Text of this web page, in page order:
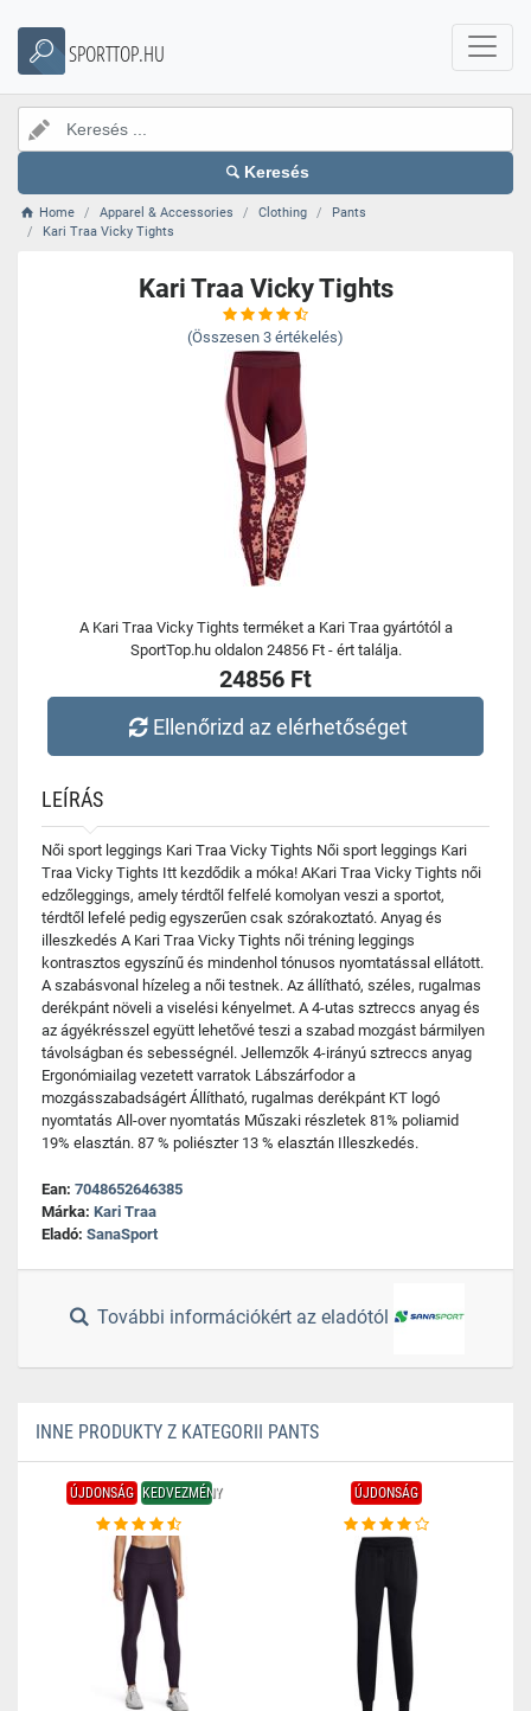
SPORTTOP.HU
Keresés
Home Apparel & Accessories Clothing
Pants
Kari Traa Vicky Tights
Kari Traa Vicky Tights
(Összesen 3 értékelés)
A Kari Traa Vicky Tights terméket a Kari Traa gyártótól a
SportTop.hu oldalon 24856 Ft - ért találja.
24856 Ft
Ellenőrizd az elérhetőséget
LEÍRÁS
Női sport leggings Kari Traa Vicky Tights Női sport leggings Kari
Traa Vicky Tights Itt kezdődik a móka! AKari Traa Vicky Tights női
edzőleggings, amely térdtől felfelé komolyan veszi a sportot,
térdtől lefelé pedig egyszerűen csak szórakoztató. Anyag és
illeszkedés A Kari Traa Vicky Tights női tréning leggings
kontrasztos egyszínű és mindenhol tónusos nyomtatással ellátott.
A szabásvonal hízeleg a női testnek. Az állítható, széles, rugalmas
derékpánt növeli a viselési kényelmet. A 4-utas sztreccs anyag és
az ágyékrésszel együtt lehetővé teszi a szabad mozgást bármilyen
távolságban és sebességnél. Jellemzők 4-irányú sztreccs anyag
Ergonómiailag vezetett varratok Lábszárfodor a
mozgásszabadságért Állítható, rugalmas derékpánt KT logó
nyomtatás All-over nyomtatás Műszaki részletek 81% poliamid
19% elasztán. 87 % poliészter 13 % elasztán Illeszkedés.
Ean: 7048652646385
Márka: Kari Traa
Eladó: SanaSport
További információkért az eladótól
INNE PRODUKTY Z KATEGORII PANTS
ÚJDONSÁG KEDVEZMÉNY ÚJDONSÁG